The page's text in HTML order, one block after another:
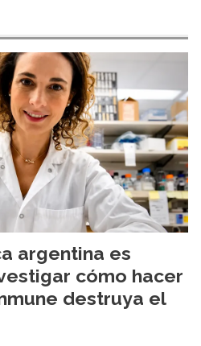
argentina es
cómo hacer
destruya el